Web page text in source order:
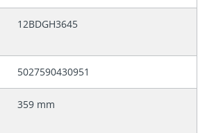
12BDGH3645
5027590430951
359 mm